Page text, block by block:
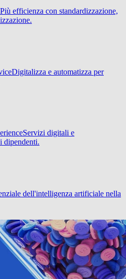
Più efficienza con standardizzazione,
Digitalizza e automatizza per
Servizi digitali e
dipendenti.
dell'intelligenza artificiale nella